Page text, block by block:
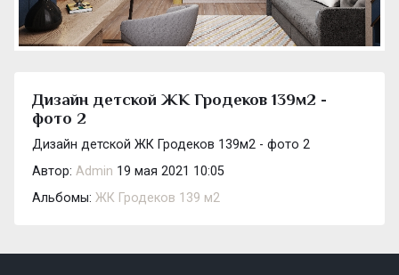
Дизайн детской ЖК Гродеков 139м2 -
фото 2
Дизайн детской ЖК Гродеков 139м2 - фото 2
Автор: Admin 19 мая 2021 10:05
Альбомы: ЖК Гродеков 139 м2